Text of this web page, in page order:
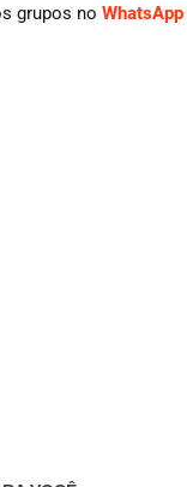
grupos no WhatsApp